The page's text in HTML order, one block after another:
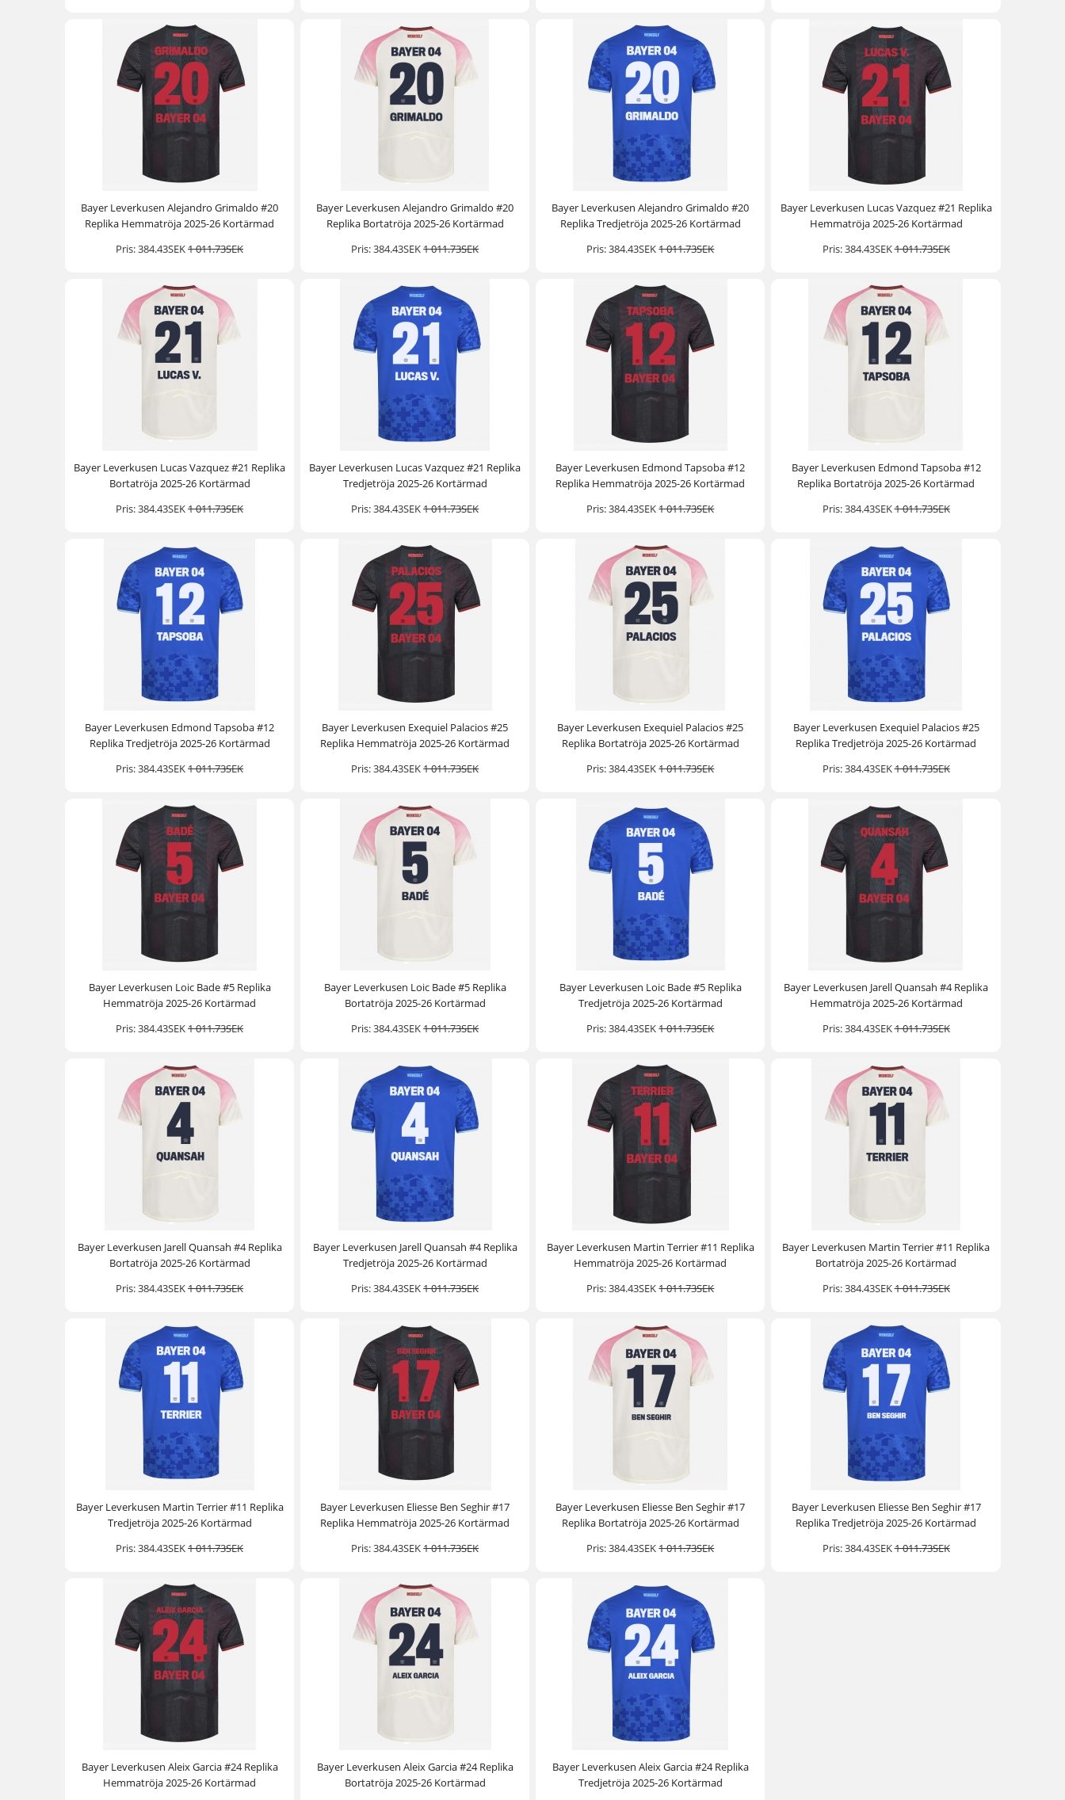
Bayer Leverkusen Alejandro Grimaldo #20
Replika Hemmatröja 2025-26 Kortärmad
Pris:384.43SEK1 011.73SEK
Bayer Leverkusen Alejandro Grimaldo #20
Replika Bortatröja 2025-26 Kortärmad
Pris:384.43SEK1 011.73SEK
Bayer Leverkusen Alejandro Grimaldo #20
Replika Tredjetröja 2025-26 Kortärmad
Pris:384.43SEK1 011.73SEK
Bayer Leverkusen Lucas Vazquez #21 Replika
Hemmatröja 2025-26 Kortärmad
Pris:384.43SEK1 011.73SEK
Bayer Leverkusen Lucas Vazquez #21 Replika
Bortatröja 2025-26 Kortärmad
Pris:384.43SEK1 011.73SEK
Bayer Leverkusen Lucas Vazquez #21 Replika
Tredjetröja 2025-26 Kortärmad
Pris:384.43SEK1 011.73SEK
Bayer Leverkusen Edmond Tapsoba #12
Replika Hemmatröja 2025-26 Kortärmad
Pris:384.43SEK1 011.73SEK
Bayer Leverkusen Edmond Tapsoba #12
Replika Bortatröja 2025-26 Kortärmad
Pris:384.43SEK1 011.73SEK
Bayer Leverkusen Edmond Tapsoba #12
Replika Tredjetröja 2025-26 Kortärmad
Pris:384.43SEK1 011.73SEK
Bayer Leverkusen Exequiel Palacios #25
Replika Hemmatröja 2025-26 Kortärmad
Pris:384.43SEK1 011.73SEK
Bayer Leverkusen Exequiel Palacios #25
Replika Bortatröja 2025-26 Kortärmad
Pris:384.43SEK1 011.73SEK
Bayer Leverkusen Exequiel Palacios #25
Replika Tredjetröja 2025-26 Kortärmad
Pris:384.43SEK1 011.73SEK
Bayer Leverkusen Loic Bade #5 Replika
Hemmatröja 2025-26 Kortärmad
Pris:384.43SEK1 011.73SEK
Bayer Leverkusen Loic Bade #5 Replika
Bortatröja 2025-26 Kortärmad
Pris:384.43SEK1 011.73SEK
Bayer Leverkusen Loic Bade #5 Replika
Tredjetröja 2025-26 Kortärmad
Pris:384.43SEK1 011.73SEK
Bayer Leverkusen Jarell Quansah #4 Replika
Hemmatröja 2025-26 Kortärmad
Pris:384.43SEK1 011.73SEK
Bayer Leverkusen Jarell Quansah #4 Replika
Bortatröja 2025-26 Kortärmad
Pris:384.43SEK1 011.73SEK
Bayer Leverkusen Jarell Quansah #4 Replika
Tredjetröja 2025-26 Kortärmad
Pris:384.43SEK1 011.73SEK
Bayer Leverkusen Martin Terrier #11 Replika
Hemmatröja 2025-26 Kortärmad
Pris:384.43SEK1 011.73SEK
Bayer Leverkusen Martin Terrier #11 Replika
Bortatröja 2025-26 Kortärmad
Pris:384.43SEK1 011.73SEK
Bayer Leverkusen Martin Terrier #11 Replika
Tredjetröja 2025-26 Kortärmad
Pris:384.43SEK1 011.73SEK
Bayer Leverkusen Eliesse Ben Seghir #17
Replika Hemmatröja 2025-26 Kortärmad
Pris:384.43SEK1 011.73SEK
Bayer Leverkusen Eliesse Ben Seghir #17
Replika Bortatröja 2025-26 Kortärmad
Pris:384.43SEK1 011.73SEK
Bayer Leverkusen Eliesse Ben Seghir #17
Replika Tredjetröja 2025-26 Kortärmad
Pris:384.43SEK1 011.73SEK
Bayer Leverkusen Aleix Garcia #24 Replika
Hemmatröja 2025-26 Kortärmad
Bayer Leverkusen Aleix Garcia #24 Replika
Bortatröja 2025-26 Kortärmad
Bayer Leverkusen Aleix Garcia #24 Replika
Tredjetröja 2025-26 Kortärmad